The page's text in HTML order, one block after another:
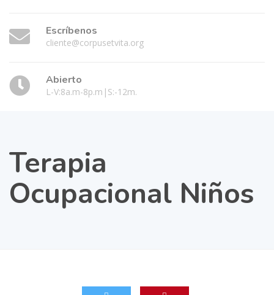
Escríbenos
cliente@corpusetvita.org
Abierto
L-V:8a.m-8p.m|S:-12m.
Terapia
Ocupacional Niños